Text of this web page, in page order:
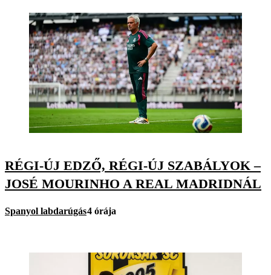
RÉGI-ÚJ EDZŐ, RÉGI-ÚJ SZABÁLYOK –
JOSÉ MOURINHO A REAL MADRIDNÁL
Spanyol labdarúgás4 órája